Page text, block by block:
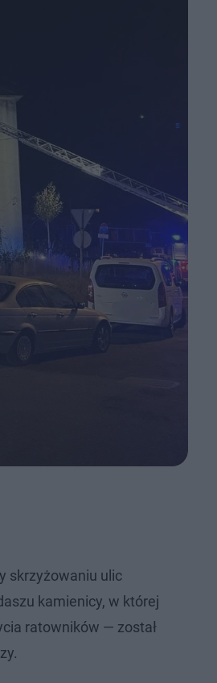
skrzyżowaniu ulic
kamienicy, w której
ratowników — został